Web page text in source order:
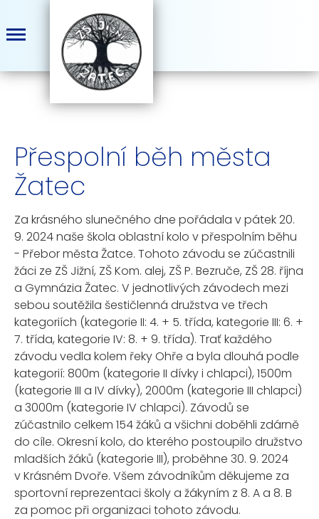
Přespolní běh města
Žatec
Za krásného slunečného dne pořádala v pátek 20.
9. 2024 naše škola oblastní kolo v přespolním běhu
- Přebor města Žatce. Tohoto závodu se zúčastnili
žáci ze ZŠ Jižní, ZŠ Kom. alej, ZŠ P. Bezruče, ZŠ 28. října
a Gymnázia Žatec. V jednotlivých závodech mezi
sebou soutěžila šestičlenná družstva ve třech
kategoriích (kategorie II: 4. + 5. třída, kategorie III: 6. +
7. třída, kategorie IV: 8. + 9. třída). Trať každého
závodu vedla kolem řeky Ohře a byla dlouhá podle
kategorií: 800m (kategorie II dívky i chlapci), 1500m
(kategorie III a IV dívky), 2000m (kategorie III chlapci)
a 3000m (kategorie IV chlapci). Závodů se
zúčastnilo celkem 154 žáků a všichni doběhli zdárně
do cíle. Okresní kolo, do kterého postoupilo družstvo
mladších žáků (kategorie III), proběhne 30. 9. 2024
v Krásném Dvoře. Všem závodníkům děkujeme za
sportovní reprezentaci školy a žákyním z 8. A a 8. B
za pomoc při organizaci tohoto závodu.